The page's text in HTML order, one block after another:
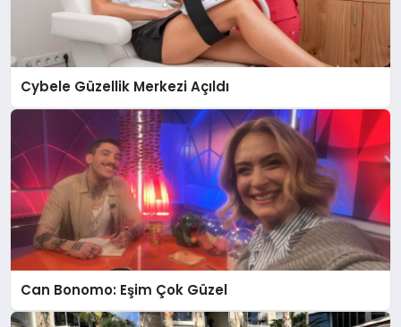
Cybele Güzellik Merkezi Açıldı
Can Bonomo: Eşim Çok Güzel